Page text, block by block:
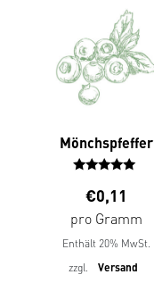
Mönchspfeffer
Bewertet
mit
5.00
von 5
€0,11
pro Gramm
Enthält 20% MwSt.
zzgl.
Versand